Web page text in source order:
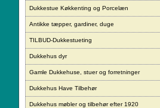
Dukkestue Køkkenting og Porcelæn
Antikke tæpper, gardiner, duge
TILBUD-Dukkestueting
Dukkehus dyr
Gamle Dukkehuse, stuer og forretninger
Dukkehus Have Tilbehør
Dukkehus møbler og tilbehør efter 1920